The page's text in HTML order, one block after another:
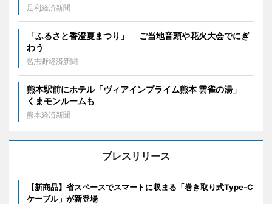
足利経済新聞
「ふるさと香澄夏まつり」 ご当地音頭や花火大会でにぎ
わう
習志野経済新聞
熊本駅前にホテル「ヴィアインプライム熊本 雲雀の湯」
くまモンルームも
熊本経済新聞
プレスリリース
【新商品】省スペースでスマートに収まる「巻き取り式Type-C
ケーブル」が新登場